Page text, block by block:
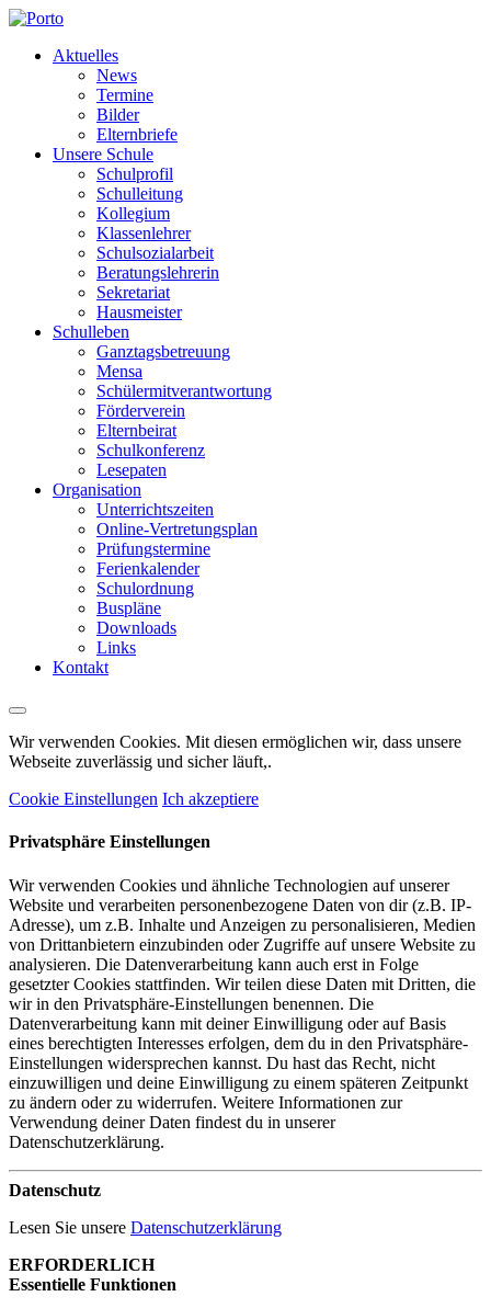
Aktuelles
News
Termine
Bilder
Elternbriefe
Unsere Schule
Schulprofil
Schulleitung
Kollegium
Klassenlehrer
Schulsozialarbeit
Beratungslehrerin
Sekretariat
Hausmeister
Schulleben
Ganztagsbetreuung
Mensa
Schülermitverantwortung
Förderverein
Elternbeirat
Schulkonferenz
Lesepaten
Organisation
Unterrichtszeiten
Online-Vertretungsplan
Prüfungstermine
Ferienkalender
Schulordnung
Buspläne
Downloads
Links
Kontakt
Wir verwenden Cookies. Mit diesen ermöglichen wir, dass unsere
Webseite zuverlässig und sicher läuft,.
Cookie Einstellungen Ich akzeptiere
Privatsphäre Einstellungen
Wir verwenden Cookies und ähnliche Technologien auf unserer
Website und verarbeiten personenbezogene Daten von dir (z.B. IP-
Adresse), um z.B. Inhalte und Anzeigen zu personalisieren, Medien
von Drittanbietern einzubinden oder Zugriffe auf unsere Website zu
analysieren. Die Datenverarbeitung kann auch erst in Folge
gesetzter Cookies stattfinden. Wir teilen diese Daten mit Dritten, die
wir in den Privatsphäre-Einstellungen benennen. Die
Datenverarbeitung kann mit deiner Einwilligung oder auf Basis
eines berechtigten Interesses erfolgen, dem du in den Privatsphäre-
Einstellungen widersprechen kannst. Du hast das Recht, nicht
einzuwilligen und deine Einwilligung zu einem späteren Zeitpunkt
zu ändern oder zu widerrufen. Weitere Informationen zur
Verwendung deiner Daten findest du in unserer
Datenschutzerklärung.
Datenschutz
Lesen Sie unsere Datenschutzerklärung
ERFORDERLICH
Essentielle Funktionen